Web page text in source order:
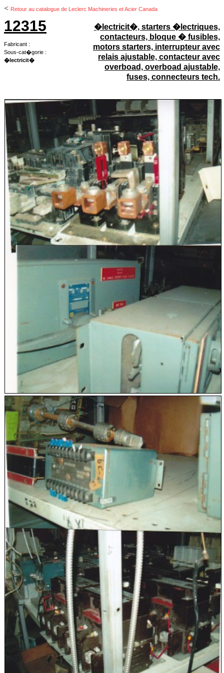
< Retour au catalogue de Leclerc Machineries et Acier Canada
12315
Fabricant :
Sous-cat�gorie :
�lectricit�
�lectricit�, starters �lectriques,
contacteurs, bloque � fusibles,
motors starters, interrupteur avec
relais ajustable, contacteur avec
overboad, overboad ajustable,
fuses, connecteurs tech.